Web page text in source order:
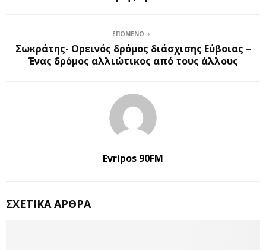
ΕΠΌΜΕΝΟ
Σωκράτης- Ορεινός δρόμος διάσχισης Εύβοιας –
Ένας δρόμος αλλιώτικος από τους άλλους
Evripos 90FM
ΣΧΕΤΙΚΆ ΆΡΘΡΑ